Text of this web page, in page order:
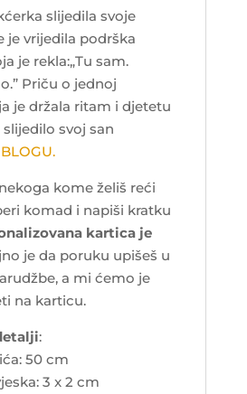
slijedila svoje
je vrijedila podrška
je rekla:„Tu sam.
Priču o jednoj
je držala ritam i djetetu
svoj san
BLOGU.
kome želiš reći
komad i napiši kratku
kartica je
je da poruku upišeš u
a mi ćemo je
na karticu.
:
50 cm
3 x 2 cm